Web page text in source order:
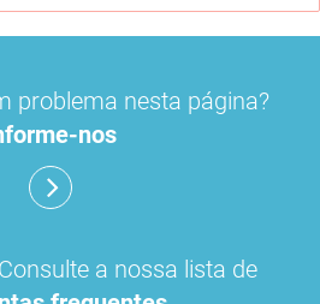
problema nesta página?
nos
Consulte a nossa lista de